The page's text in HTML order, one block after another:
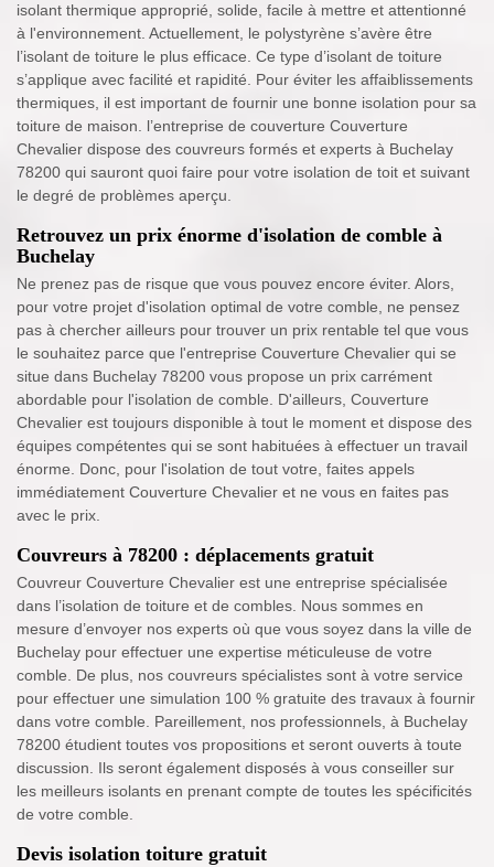
isolant thermique approprié, solide, facile à mettre et attentionné
à l'environnement. Actuellement, le polystyrène s’avère être
l’isolant de toiture le plus efficace. Ce type d’isolant de toiture
s’applique avec facilité et rapidité. Pour éviter les affaiblissements
thermiques, il est important de fournir une bonne isolation pour sa
toiture de maison. l’entreprise de couverture Couverture
Chevalier dispose des couvreurs formés et experts à Buchelay
78200 qui sauront quoi faire pour votre isolation de toit et suivant
le degré de problèmes aperçu.
Retrouvez un prix énorme d'isolation de comble à
Buchelay
Ne prenez pas de risque que vous pouvez encore éviter. Alors,
pour votre projet d'isolation optimal de votre comble, ne pensez
pas à chercher ailleurs pour trouver un prix rentable tel que vous
le souhaitez parce que l'entreprise Couverture Chevalier qui se
situe dans Buchelay 78200 vous propose un prix carrément
abordable pour l'isolation de comble. D'ailleurs, Couverture
Chevalier est toujours disponible à tout le moment et dispose des
équipes compétentes qui se sont habituées à effectuer un travail
énorme. Donc, pour l'isolation de tout votre, faites appels
immédiatement Couverture Chevalier et ne vous en faites pas
avec le prix.
Couvreurs à 78200 : déplacements gratuit
Couvreur Couverture Chevalier est une entreprise spécialisée
dans l’isolation de toiture et de combles. Nous sommes en
mesure d’envoyer nos experts où que vous soyez dans la ville de
Buchelay pour effectuer une expertise méticuleuse de votre
comble. De plus, nos couvreurs spécialistes sont à votre service
pour effectuer une simulation 100 % gratuite des travaux à fournir
dans votre comble. Pareillement, nos professionnels, à Buchelay
78200 étudient toutes vos propositions et seront ouverts à toute
discussion. Ils seront également disposés à vous conseiller sur
les meilleurs isolants en prenant compte de toutes les spécificités
de votre comble.
Devis isolation toiture gratuit